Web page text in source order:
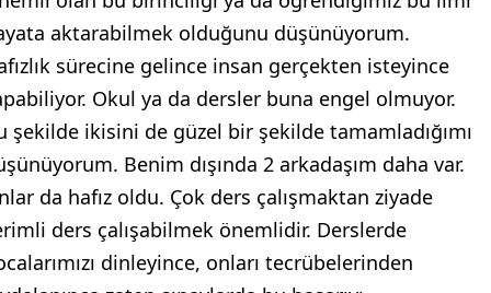
aktarabilmek olduğunu düşünüyorum.
sürecine gelince insan gerçekten isteyince
Okul ya da dersler buna engel olmuyor.
şekilde ikisini de güzel bir şekilde tamamladığımı
Benim dışında 2 arkadaşım daha var.
da hafız oldu. Çok ders çalışmaktan ziyade
ders çalışabilmek önemlidir. Derslerde
dinleyince, onları tecrübelerinden